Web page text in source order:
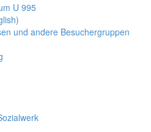
U 995
und andere Besuchergruppen